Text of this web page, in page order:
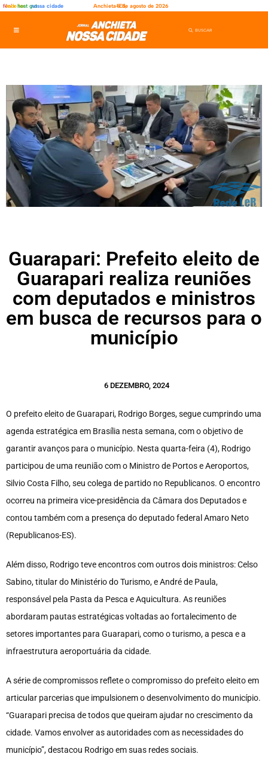
fênix
rede lerhost gutnossa cidade Anchieta-ES,5 de agosto de 2026
Guarapari: Prefeito eleito de
Guarapari realiza reuniões
com deputados e ministros
em busca de recursos para o
município
6 DEZEMBRO, 2024
O prefeito eleito de Guarapari, Rodrigo Borges, segue cumprindo uma
agenda estratégica em Brasília nesta semana, com o objetivo de
garantir avanços para o município. Nesta quarta-feira (4), Rodrigo
participou de uma reunião com o Ministro de Portos e Aeroportos,
Silvio Costa Filho, seu colega de partido no Republicanos. O encontro
ocorreu na primeira vice-presidência da Câmara dos Deputados e
contou também com a presença do deputado federal Amaro Neto
(Republicanos-ES).
Além disso, Rodrigo teve encontros com outros dois ministros: Celso
Sabino, titular do Ministério do Turismo, e André de Paula,
responsável pela Pasta da Pesca e Aquicultura. As reuniões
abordaram pautas estratégicas voltadas ao fortalecimento de
setores importantes para Guarapari, como o turismo, a pesca e a
infraestrutura aeroportuária da cidade.
A série de compromissos reflete o compromisso do prefeito eleito em
articular parcerias que impulsionem o desenvolvimento do município.
“Guarapari precisa de todos que queiram ajudar no crescimento da
cidade. Vamos envolver as autoridades com as necessidades do
município”, destacou Rodrigo em suas redes sociais.